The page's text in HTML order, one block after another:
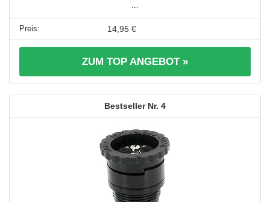
...
14,95 €
ZUM TOP ANGEBOT »
4